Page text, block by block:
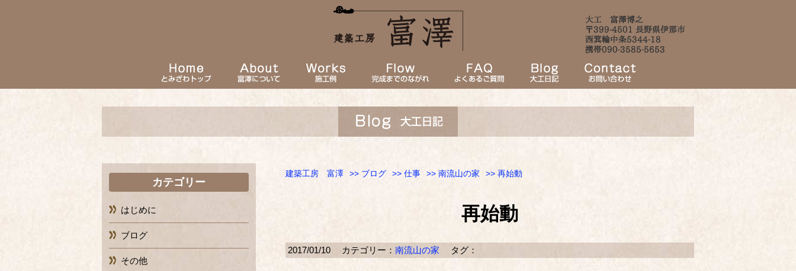
建築工房 富澤 >> ブログ >> 仕事 >> 南流山の家 >> 再始動
再始動
2017/01/10 カテゴリー： 南流山の家 タグ：
カテゴリー
はじめに
ブログ
その他